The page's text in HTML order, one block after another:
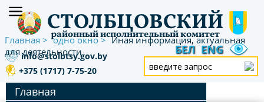
info@stolbtsy.gov.by
+375 (1717) 7-75-20
СТОЛБЦОВСКИЙ
районный исполнительный комитет
БЕЛ ENG
Главная одно окно
Иная информация, актуальная
для деятельности
Главная